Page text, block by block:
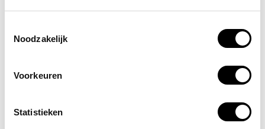
Noodzakelijk
Voorkeuren
Statistieken
Onderhoud AED
onderhoud zelf uitvoeren met losse onderdelen die bij